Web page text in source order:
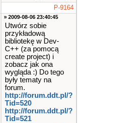
P-9164
» 2009-08-06 23:40:45
Utwórz sobie
przykładową
bibliotekę w Dev-
C++ (za pomocą
create project) i
zobacz jak ona
wygląda :) Do tego
były tematy na
forum.
http://forum.ddt.pl/?
Tid=520
http://forum.ddt.pl/?
Tid=521